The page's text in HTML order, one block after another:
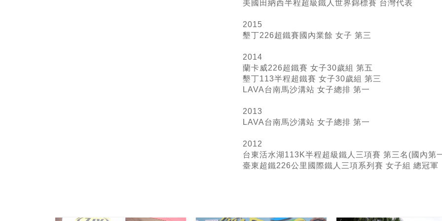
美國田納西半程超級鐵人世界錦標賽 台灣代表
2015
墾丁226超鐵賽國內業餘 女子 第三
2014
蘭卡威226超鐵賽 女子30歲組 第五
墾丁113半程超鐵賽 女子30歲組 第三
LAVA台南馬沙溝站 女子總排 第一
2013
LAVA台南馬沙溝站 女子總排 第一
2012
台東活水湖113K半程超級鐵人三項賽 第三名(國內第
臺東超鐵226公里國際鐵人三項系列賽 女子組 總冠軍